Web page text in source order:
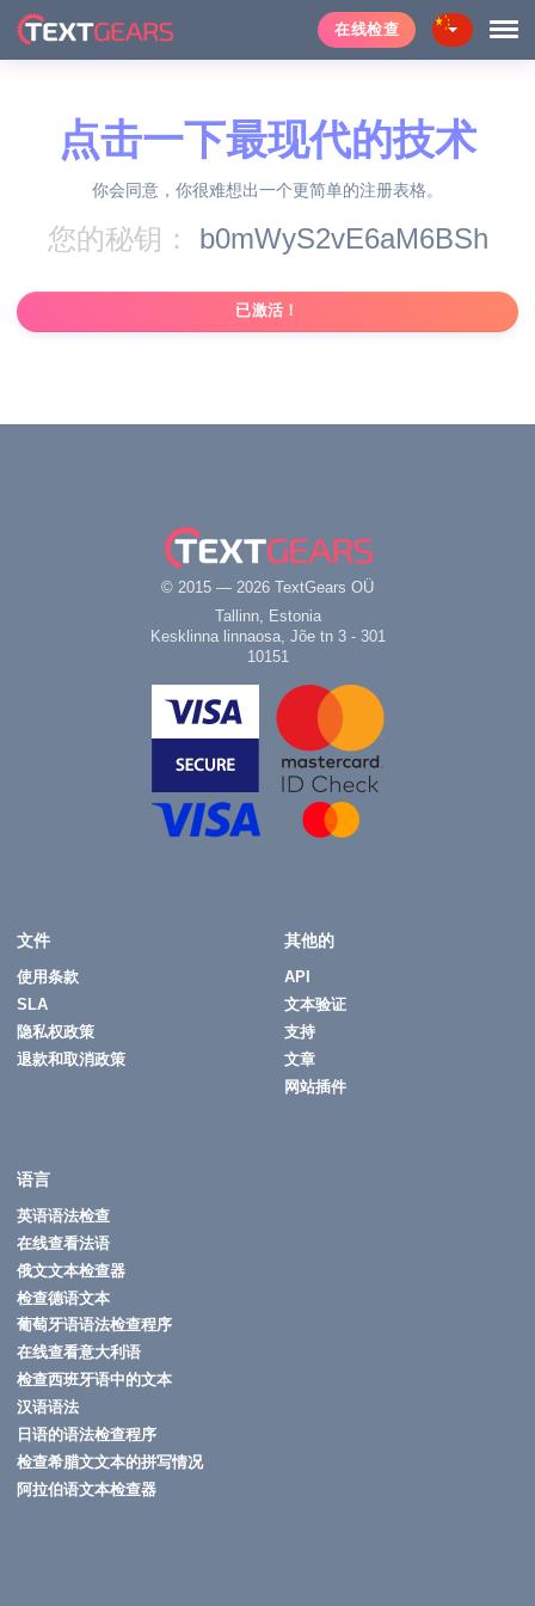
在线检查
点击一下最现代的技术
你会同意，你很难想出一个更简单的注册表格。
您的秘钥： b0mWyS2vE6aM6BSh
已激活！
© 2015 — 2026 TextGears OÜ
Tallinn, Estonia
Kesklinna linnaosa, Jõe tn 3 - 301
10151
文件
使用条款
SLA
隐私权政策
退款和取消政策
其他的
API
文本验证
支持
文章
网站插件
语言
英语语法检查
在线查看法语
俄文文本检查器
检查德语文本
葡萄牙语语法检查程序
在线查看意大利语
检查西班牙语中的文本
汉语语法
日语的语法检查程序
检查希腊文文本的拼写情况
阿拉伯语文本检查器